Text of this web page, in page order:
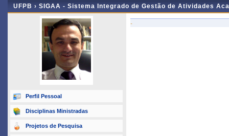
UFPB › SIGAA - Sistema Integrado de Gestão de Atividades
Perfil Pessoal
Disciplinas Ministradas
Projetos de Pesquisa
-